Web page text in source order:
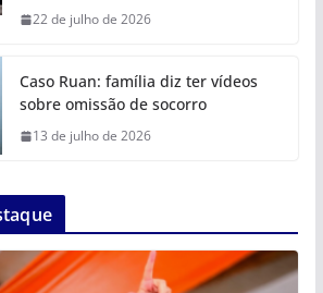
22 de julho de 2026
Caso Ruan: família diz ter vídeos
sobre omissão de socorro
13 de julho de 2026